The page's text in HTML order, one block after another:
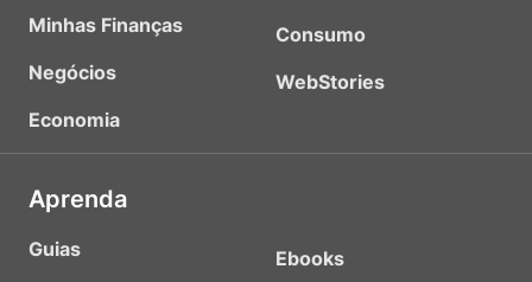
Minhas Finanças
Negócios
Economia
Consumo
WebStories
Aprenda
Guias
Ebooks